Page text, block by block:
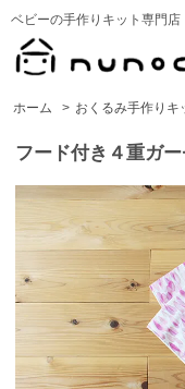
ベビーの手作りキット専門店
ホーム > おくるみ手作りキ
フード付き４重ガ